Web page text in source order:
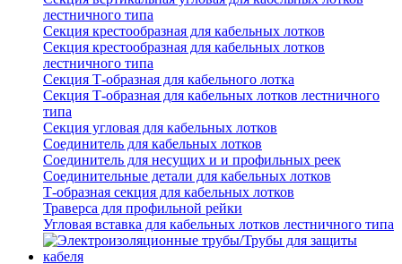
лестничного типа
Секция крестообразная для кабельных лотков
Секция крестообразная для кабельных лотков
лестничного типа
Секция Т-образная для кабельного лотка
Секция Т-образная для кабельных лотков лестничного
типа
Секция угловая для кабельных лотков
Соединитель для кабельных лотков
Соединитель для несущих и и профильных реек
Соединительные детали для кабельных лотков
Т-образная секция для кабельных лотков
Траверса для профильной рейки
Угловая вставка для кабельных лотков лестничного типа